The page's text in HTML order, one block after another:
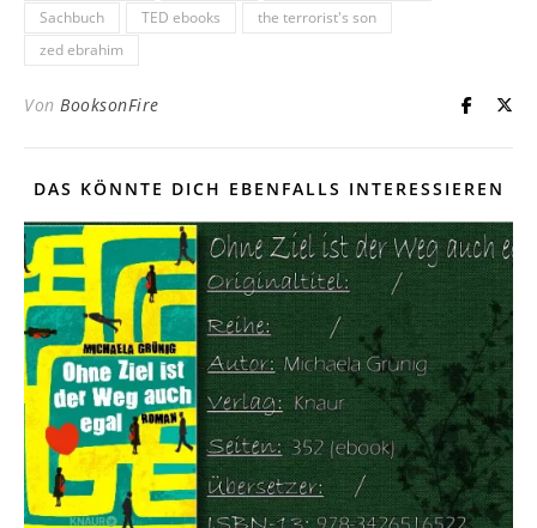
Sachbuch
TED ebooks
the terrorist's son
zed ebrahim
Von BooksonFire
DAS KÖNNTE DICH EBENFALLS INTERESSIEREN